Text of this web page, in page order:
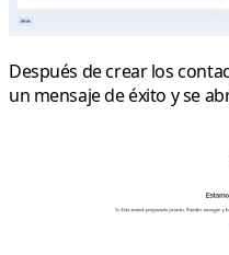
Después de crear los
un mensaje de éxito y se